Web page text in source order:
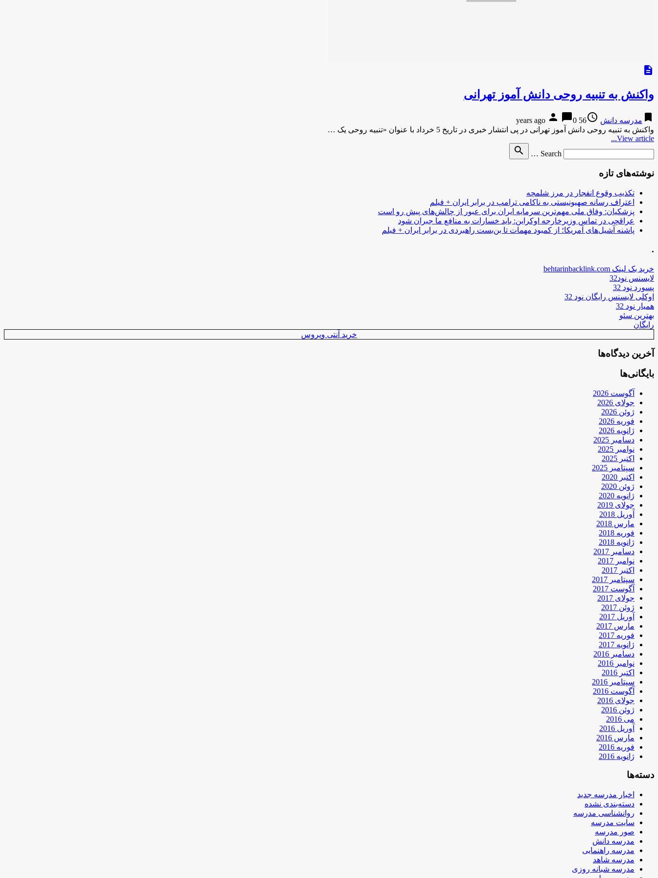
description
واکنش به تنبیه روحی دانش آموز تهرانی
bookmark مدرسه دانش access_time
56 years ago
person chat_bubble0
واکنش به تنبیه روحی دانش آموز تهرانی در پی انتشار خبری در تاریخ 5 خرداد با عنوان «تنبیه روحی یک …
View article...
Search …
search
نوشته‌های تازه
تکذیب وقوع انفجار در مرز شلمچه
اعتراف رسانه صهیونیستی به ناکامی ترامپ در برابر ایران + فیلم
پزشکیان: وفاق ملی مهم‌ترین سرمایه ایران برای عبور از چالش‌های پیش رو است
عراقچی در تماس وزیرخارجه اوکراین: باید خسارات به منافع ما جبران شود
پاشنه آشیل‌های آمریکا؛ از کمبود مهمات تا بن‌بست راهبردی در برابر ایران + فیلم
.
خرید بک لینک behtarinbacklink.com
لایسنس نود32
پسورد نود 32
اوکلی لایسنس رایگان نود 32
همیار نود 32
بهترین سئو
رایگان
خرید آنتی ویروس
آخرین دیدگاه‌ها
بایگانی‌ها
آگوست 2026
جولای 2026
ژوئن 2026
فوریه 2026
ژانویه 2026
دسامبر 2025
نوامبر 2025
اکتبر 2025
سپتامبر 2025
اکتبر 2020
ژوئن 2020
ژانویه 2020
جولای 2019
آوریل 2018
مارس 2018
فوریه 2018
ژانویه 2018
دسامبر 2017
نوامبر 2017
اکتبر 2017
سپتامبر 2017
آگوست 2017
جولای 2017
ژوئن 2017
آوریل 2017
مارس 2017
فوریه 2017
ژانویه 2017
دسامبر 2016
نوامبر 2016
اکتبر 2016
سپتامبر 2016
آگوست 2016
جولای 2016
ژوئن 2016
می 2016
آوریل 2016
مارس 2016
فوریه 2016
ژانویه 2016
دسته‌ها
اخبار مدرسه جدید
دسته‌بندی نشده
روانشناسی مدرسه
سایت مدرسه
صور مدرسه
مدرسه دانش
مدرسه راهنمایی
مدرسه شاهد
مدرسه شبانه روزی